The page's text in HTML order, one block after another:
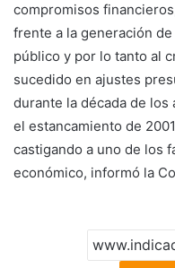
compromisos
frente a la generación
público y por lo tanto al
sucedido en ajustes
durante la década de los
el estancamiento de
castigando a uno de los
económico, informó la